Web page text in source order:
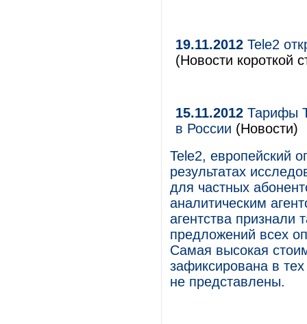
19.11.2012 Tele2
(Новости короткой
15.11.2012 Тарифы
в России (Новости)
Tele2, европейский
результатах
для частных
аналитическим
агентства
предложений всех
Самая высокая
зафиксирована в
не представлены.